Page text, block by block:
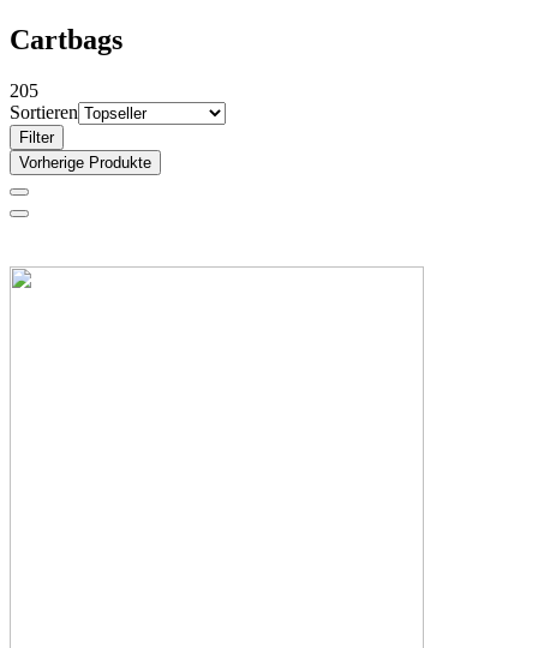
Cartbags
205
Sortieren
Filter
Vorherige Produkte